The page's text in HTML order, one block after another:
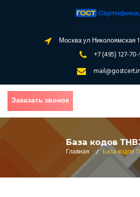
Москва ул Николоямская
+7 (495) 127-70-
Заказать звонок
База кодов
Главная / База кодов